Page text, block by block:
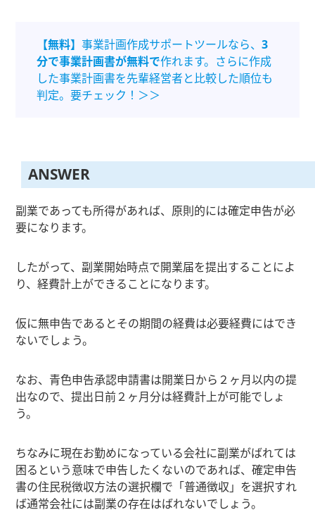
【無料】事業計画作成サポートツールなら、3
分で事業計画書が無料で作れます。さらに作成
した事業計画書を先輩経営者と比較した順位も
判定。要チェック！＞＞
ANSWER
副業であっても所得があれば、原則的には確定申告が必
要になります。
したがって、副業開始時点で開業届を提出することによ
り、経費計上ができることになります。
仮に無申告であるとその期間の経費は必要経費にはでき
ないでしょう。
なお、青色申告承認申請書は開業日から２ヶ月以内の提
出なので、提出日前２ヶ月分は経費計上が可能でしょ
う。
ちなみに現在お勤めになっている会社に副業がばれては
困るという意味で申告したくないのであれば、確定申告
書の住民税徴収方法の選択欄で「普通徴収」を選択すれ
ば通常会社には副業の存在はばれないでしょう。